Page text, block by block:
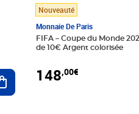
Ajouter au panier
Nouveauté
Monnaie De Paris
FIFA – Coupe du Monde
de 10€ Argent colorisée
148,00€